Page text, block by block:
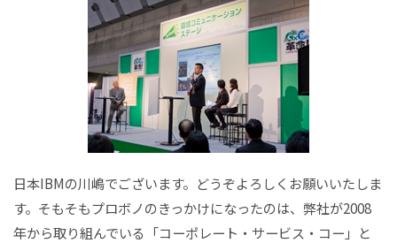
日本IBMの川嶋でございます。どうぞよろしくお願いいたしま
す。そもそもプロボノのきっかけになったのは、弊社が2008
年から取り組んでいる「コーポレート・サービス・コー」と